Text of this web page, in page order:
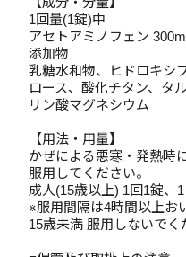
1回量(1錠)中
アセトアミノフェン
添加物
乳糖水和物、ヒドロキシ
ロース、酸化チタン、タ
リン酸マグネシウム
【用法・用量】
かぜによる悪寒・発熱時
服用してください。
成人(15歳以上) 1回1錠、1
※服用間隔は4時間以上お
15歳未満 服用しないでく